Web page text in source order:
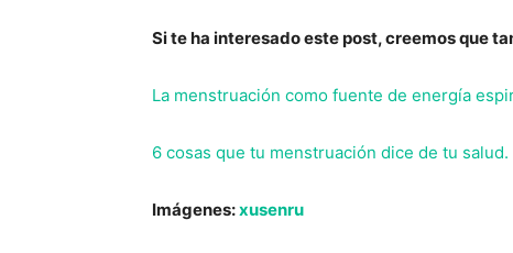
Si te ha interesado este post, creemos que
La menstruación como fuente de energía
6 cosas que tu menstruación dice de tu salud.
Imágenes:xusenru